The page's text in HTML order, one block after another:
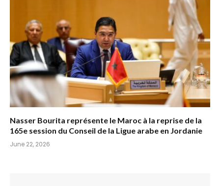
Nasser Bourita représente le Maroc à la reprise de la
165e session du Conseil de la Ligue arabe en Jordanie
June 22, 2026